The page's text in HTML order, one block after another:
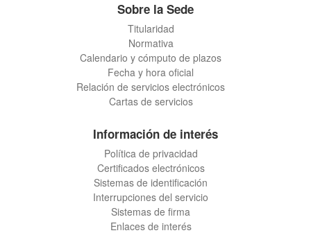
Sobre la Sede
Titularidad
Normativa
Calendario y cómputo de plazos
Fecha y hora oficial
Relación de servicios electrónicos
Cartas de servicios
Información de interés
Política de privacidad
Certificados electrónicos
Sistemas de identificación
Interrupciones del servicio
Sistemas de firma
Enlaces de interés